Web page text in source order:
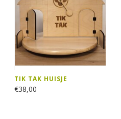
TIK TAK HUISJE
€38,00